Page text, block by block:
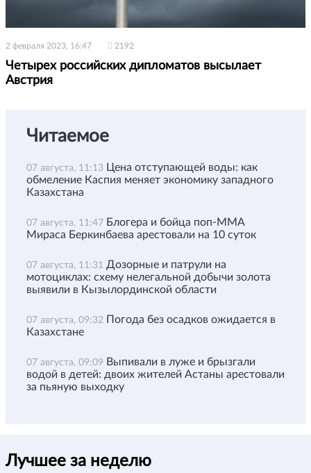
2 февраля 2023, 16:47 2192
Четырех российских дипломатов высылает
Австрия
Читаемое
07 августа, 11:13 Цена отступающей воды: как
обмеление Каспия меняет экономику западного
Казахстана
07 августа, 11:47 Блогера и бойца поп-ММА
Мираса Беркинбаева арестовали на 10 суток
07 августа, 11:31 Дозорные и патрули на
мотоциклах: схему нелегальной добычи золота
выявили в Кызылординской области
07 августа, 09:32 Погода без осадков ожидается в
Казахстане
07 августа, 09:09 Выпивали в луже и брызгали
водой в детей: двоих жителей Астаны арестовали
за пьяную выходку
Лучшее за неделю